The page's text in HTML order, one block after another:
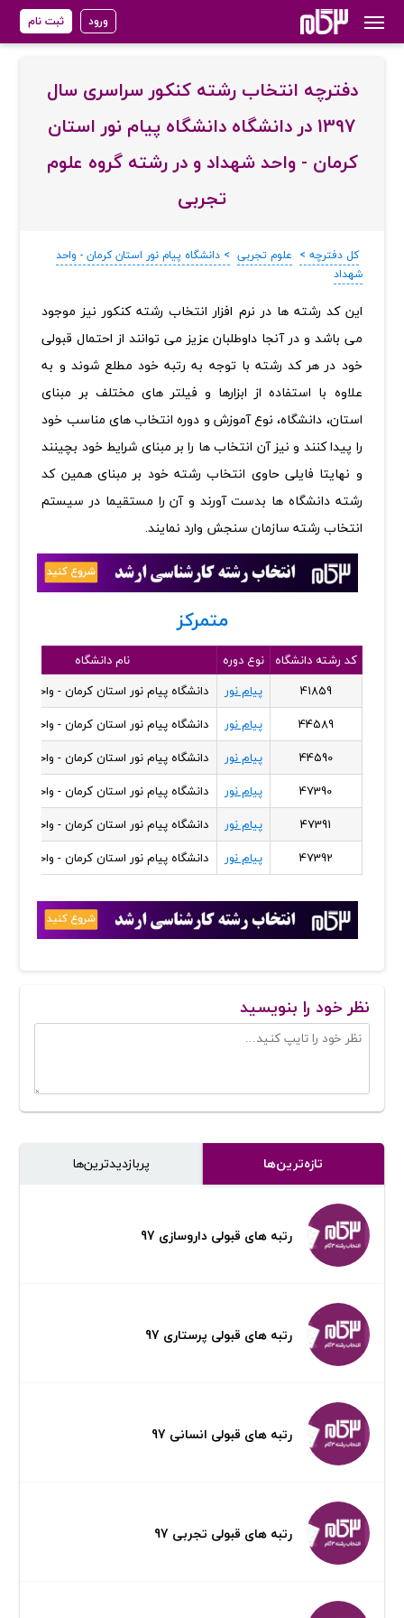
ورود ثبت نام
دفترچه انتخاب رشته کنکور سراسری سال
1397 در دانشگاه دانشگاه پیام نور استان
کرمان - واحد شهداد و در رشته گروه علوم
تجربی
کل دفترچه > علوم تجربی > دانشگاه پیام نور استان کرمان - واحد
شهداد
‏این کد رشته ها در نرم افزار انتخاب رشته کنکور نیز موجود
می باشد و در آنجا داوطلبان عزیز می توانند از احتمال قبولی
خود در هر کد رشته با توجه به رتبه خود مطلع شوند و به
علاوه با استفاده از ابزارها و فیلتر های مختلف بر مبنای
استان، دانشگاه، نوع آموزش و دوره انتخاب های مناسب خود
را پیدا کنند و نیز آن انتخاب ها را بر مبنای شرایط خود بچینند
و نهایتا فایلی حاوی انتخاب رشته خود بر مبنای همین کد
رشته دانشگاه ها بدست آورند و آن را مستقیما در سیستم
انتخاب رشته سازمان سنجش وارد نمایند.
متمرکز
کد رشته دانشگاه نوع دوره
نام دانشگاه
41859
پیام نور
دانشگاه پیام نور استان کرمان - واحد
44589
پیام نور
دانشگاه پیام نور استان کرمان - واحد
44590
پیام نور
دانشگاه پیام نور استان کرمان - واحد
47390
پیام نور
دانشگاه پیام نور استان کرمان - واحد
47391
پیام نور
دانشگاه پیام نور استان کرمان - واحد
47392
پیام نور دانشگاه پیام نور استان کرمان - واحد
نظر خود را بنویسید
تازه‌ترین‌ها پر‌بازدیدترین‌ها
رتبه های قبولی داروسازی 97
رتبه های قبولی پرستاری 97
رتبه های قبولی انسانی 97
رتبه های قبولی تجربی 97